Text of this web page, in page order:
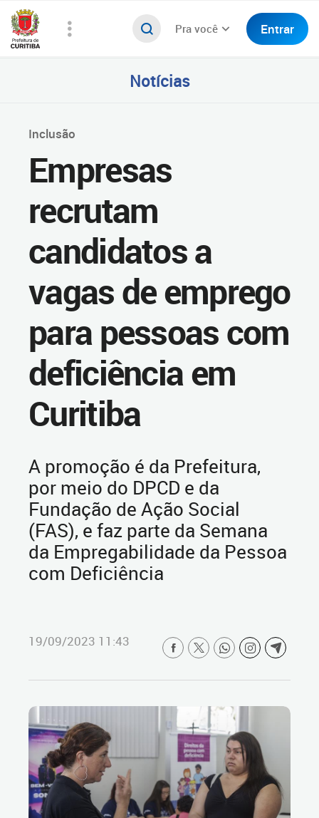
Pra você Entrar
Notícias
Inclusão
Empresas
recrutam
candidatos a
vagas de emprego
para pessoas com
deficiência em
Curitiba
A promoção é da Prefeitura,
por meio do DPCD e da
Fundação de Ação Social
(FAS), e faz parte da Semana
da Empregabilidade da Pessoa
com Deficiência
19/09/2023 11:43